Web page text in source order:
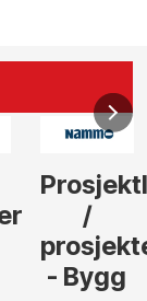
Anlegg
søker
Elektro